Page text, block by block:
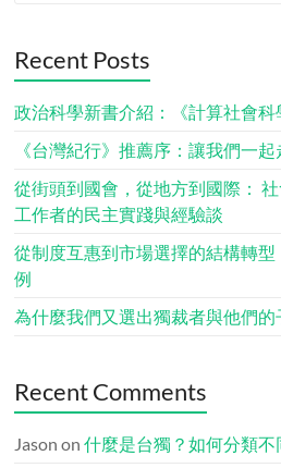
Recent Posts
政治科學新書介紹：《計算社會科
《台灣紀行》推薦序：讓我們一
從街頭到國會，從地方到國際：
工作者的民主實踐與經驗談
從制度互惠到市場選擇的結構轉
例
為什麼我們又選出獨裁者與他們的
Recent Comments
Jason on什麼是台獨？如何分類不